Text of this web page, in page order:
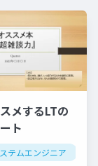
claude
メするLTの
ト
テムエンジニア